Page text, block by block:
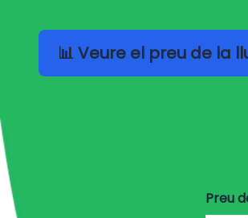
📊 Veure el preu de la
Preu